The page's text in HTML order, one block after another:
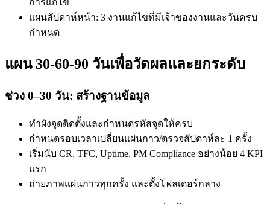
แผนสัปดาห์หน้า: 3 งานแก้ไขที่มีเจ้าของงานและวันครบ
กำหนด
แผน 30-60-90 วันเพื่อวัดผลและยกระดับ
ช่วง 0–30 วัน: สร้างฐานข้อมูล
ทำผังจุดติดตั้งและกำหนดรหัสจุดให้ครบ
กำหนดรอบเวลาเปลี่ยนแผ่นกาว/ตรวจสัปดาห์ละ 1 ครั้ง
เริ่มนับ CR, TFC, Uptime, PM Compliance อย่างน้อย 4 KPI
แรก
ถ่ายภาพแผ่นกาวทุกครั้ง และตั้งโฟลเดอร์กลาง